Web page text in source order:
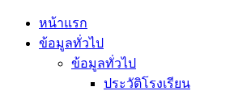
Skip
หน้าแรก
ข้อมูลทั่วไป
ข้อมูลทั่วไป
ประวัติโรงเรียน